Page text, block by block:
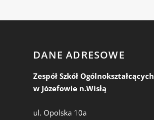
DANE ADRESOWE
Zespół Szkół Ogólnokształcących
w Józefowie n.Wisłą
ul. Opolska 10a